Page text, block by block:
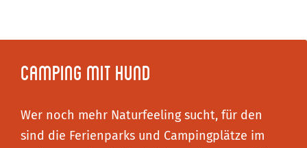
Camping mit Hund
Wer noch mehr Naturfeeling sucht, für den
sind die Ferienparks und Campingplätze im